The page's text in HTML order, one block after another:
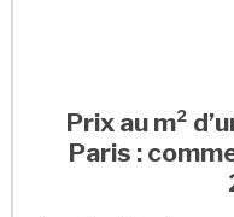
Prix au m²
Paris :